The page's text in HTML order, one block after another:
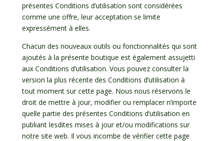
présentes Conditions d’utilisation sont considérées
comme une offre, leur acceptation se limite
expressément à elles.
Chacun des nouveaux outils ou fonctionnalités qui sont
ajoutés à la présente boutique est également assujetti
aux Conditions d’utilisation. Vous pouvez consulter la
version la plus récente des Conditions d’utilisation à
tout moment sur cette page. Nous nous réservons le
droit de mettre à jour, modifier ou remplacer n’importe
quelle partie des présentes Conditions d’utilisation en
publiant lesdites mises à jour et/ou modifications sur
notre site web. Il vous incombe de vérifier cette page